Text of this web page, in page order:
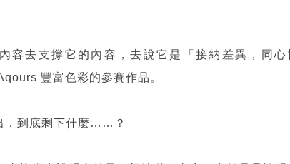
容去支撐它的內容，去說它是「接納差異，同心
豐富色彩的參賽作品。
，到底剩下什麼……？